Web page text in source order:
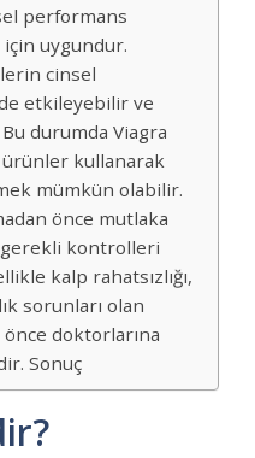
performans
uygundur.
cinsel
etkileyebilir ve
durumda Viagra
ürünler kullanarak
mümkün olabilir.
önce mutlaka
gerekli kontrolleri
kalp rahatsızlığı,
sorunları olan
doktorlarına
Sonuç